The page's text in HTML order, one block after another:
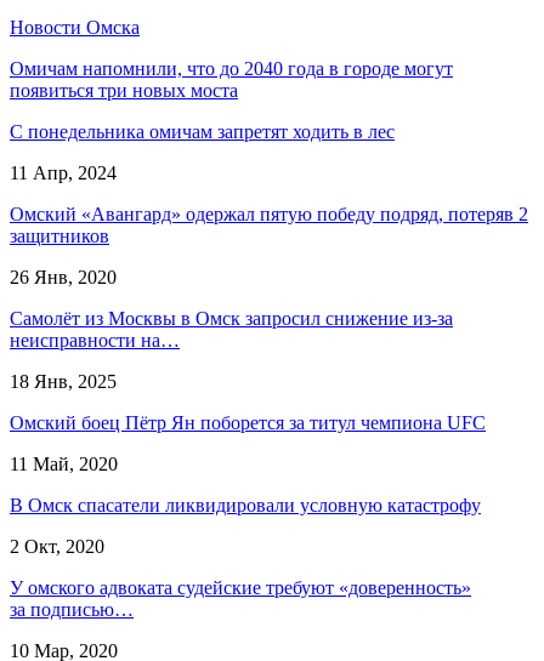
Новости Омска
Омичам напомнили, что до 2040 года в городе могут
появиться три новых моста
С понедельника омичам запретят ходить в лес
11 Апр, 2024
Омский «Авангард» одержал пятую победу подряд, потеряв 2
защитников
26 Янв, 2020
Самолёт из Москвы в Омск запросил снижение из-за
неисправности на…
18 Янв, 2025
Омский боец Пётр Ян поборется за титул чемпиона UFC
11 Май, 2020
В Омск спасатели ликвидировали условную катастрофу
2 Окт, 2020
У омского адвоката судейские требуют «доверенность»
за подписью…
10 Мар, 2020